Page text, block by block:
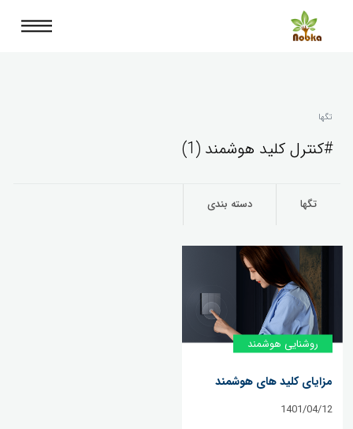
تگها
#کنترل کلید هوشمند (1)
تگها دسته بندی
روشنایی هوشمند
مزایای کلید های هوشمند
1401/04/12